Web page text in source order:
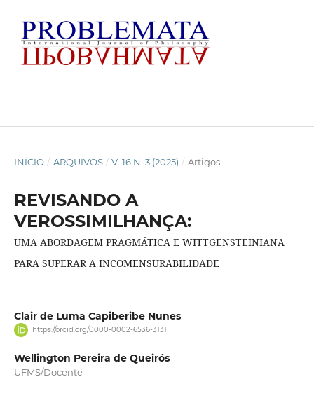
INÍCIO / ARQUIVOS / V. 16 N. 3 (2025) / Artigos
REVISANDO A
VEROSSIMILHANÇA:
UMA ABORDAGEM PRAGMÁTICA E WITTGENSTEINIANA
PARA SUPERAR A INCOMENSURABILIDADE
Clair de Luma Capiberibe Nunes
https://orcid.org/0000-0002-6536-3131
Wellington Pereira de Queirós
UFMS/Docente